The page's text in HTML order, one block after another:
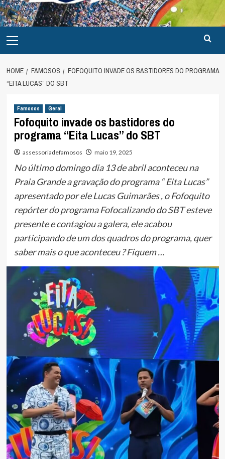
Menu
HOME FAMOSOS
FOFOQUITO INVADE OS BASTIDORES DO PROGRAMA
“EITA LUCAS” DO SBT
Famosos Geral
Fofoquito invade os bastidores do
programa “Eita Lucas” do SBT
assessoriadefamosos maio 19, 2025
No último domingo dia 13 de abril aconteceu na
Praia Grande a gravação do programa “ Eita Lucas”
apresentado por ele Lucas Guimarães , o Fofoquito
repórter do programa Fofocalizando do SBT esteve
presente e contagiou a galera, ele acabou
participando de um dos quadros do programa, quer
saber mais o que aconteceu ? Fiquem …